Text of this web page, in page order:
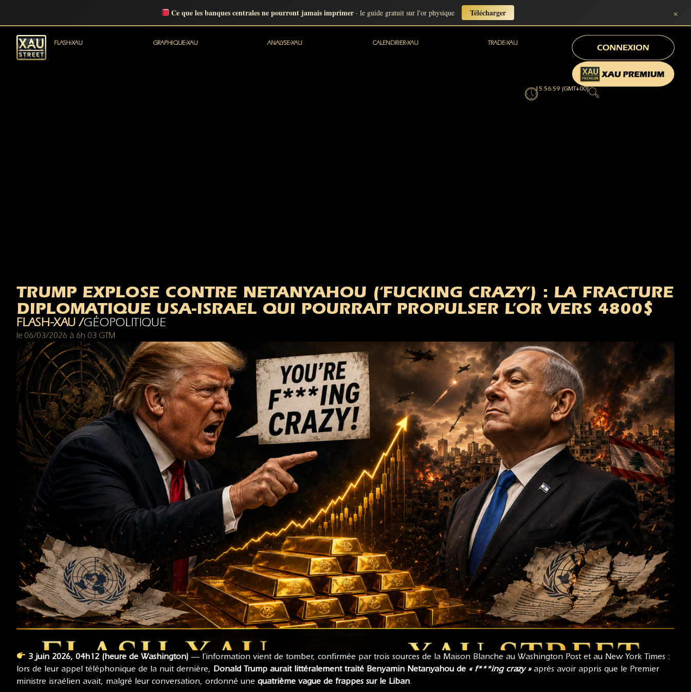
Ce que les banques centrales ne pourront jamais imprimer · le guide gratuit sur l'or physique Télécharger ×
FLASH-XAU GRAPHIQUE-XAU ANALYSE-XAU CALENDRIER-XAU TRADE-XAU
15:57:00 (GMT+00)
TRUMP EXPLOSE CONTRE NETANYAHOU (‘FUCKING CRAZY’) : LA FRACTURE
DIPLOMATIQUE USA-ISRAEL QUI POURRAIT PROPULSER L’OR VERS 4800$
FLASH-XAU /GÉOPOLITIQUE
le 06/03/2026 à 6h 03 GTM
3 juin 2026, 04h12 (heure de Washington) — l’information vient de tomber, confirmée par trois sources de la Maison Blanche au Washington Post et au New York Times :
lors de leur appel téléphonique de la nuit dernière, Donald Trump aurait littéralement traité Benyamin Netanyahou de « f***ing crazy »après avoir appris que le Premier
ministre israélien avait, malgré leur conversation, ordonné une quatrième vague de frappes sur le Liban.